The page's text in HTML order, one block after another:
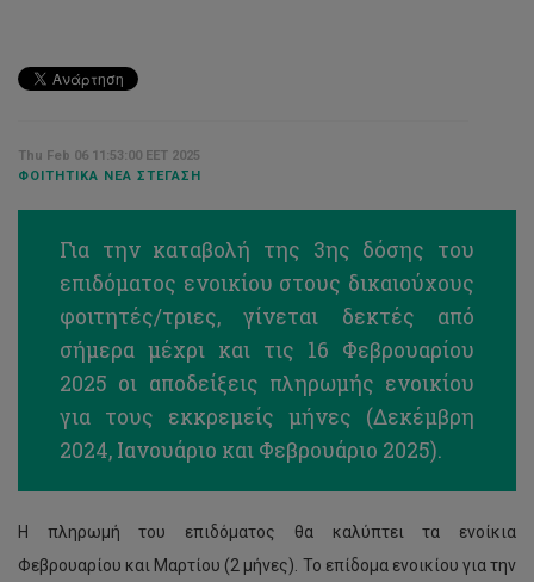
Thu Feb 06 11:53:00 EET 2025
ΦΟΙΤΗΤΙΚΆ ΝΈΑ ΣΤΈΓΑΣΗ
Για την καταβολή της 3ης δόσης του
επιδόματος ενοικίου στους δικαιούχους
φοιτητές/τριες, γίνεται δεκτές από
σήμερα μέχρι και τις 16 Φεβρουαρίου
2025 οι αποδείξεις πληρωμής ενοικίου
για τους εκκρεμείς μήνες (Δεκέμβρη
2024, Ιανουάριο και Φεβρουάριο 2025).
Η πληρωμή του επιδόματος θα καλύπτει τα ενοίκια
Φεβρουαρίου και Μαρτίου (2 μήνες). Το επίδομα ενοικίου για την